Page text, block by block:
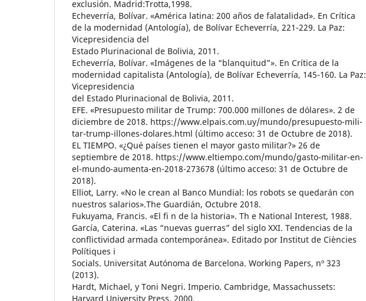
exclusión. Madrid:Trotta,1998.
Echeverría, Bolívar. «América latina: 200 años de falatalidad». En Crítica
de la modernidad (Antología), de Bolívar Echeverría, 221-229. La Paz:
Vicepresidencia del
Estado Plurinacional de Bolivia, 2011.
Echeverría, Bolívar. «Imágenes de la “blanquitud”». En Crítica de la
modernidad capitalista (Antología), de Bolívar Echeverría, 145-160. La Paz:
Vicepresidencia
del Estado Plurinacional de Bolivia, 2011.
EFE. «Presupuesto militar de Trump: 700.000 millones de dólares». 2 de
diciembre de 2018. https://www.elpais.com.uy/mundo/presupuesto-mili-
tar-trump-illones-dolares.html (último acceso: 31 de Octubre de 2018).
EL TIEMPO. «¿Qué países tienen el mayor gasto militar?» 26 de
septiembre de 2018. https://www.eltiempo.com/mundo/gasto-militar-en-
el-mundo-aumenta-en-2018-273678 (último acceso: 31 de Octubre de
2018).
Elliot, Larry. «No le crean al Banco Mundial: los robots se quedarán con
nuestros salarios».The Guardián, Octubre 2018.
Fukuyama, Francis. «El fi n de la historia». Th e National Interest, 1988.
García, Caterina. «Las “nuevas guerras” del siglo XXI. Tendencias de la
conflictividad armada contemporánea». Editado por Institut de Ciències
Polítiques i
Socials. Universitat Autónoma de Barcelona. Working Papers, nº 323
(2013).
Hardt, Michael, y Toni Negri. Imperio. Cambridge, Massachussets:
Harvard University Press, 2000.